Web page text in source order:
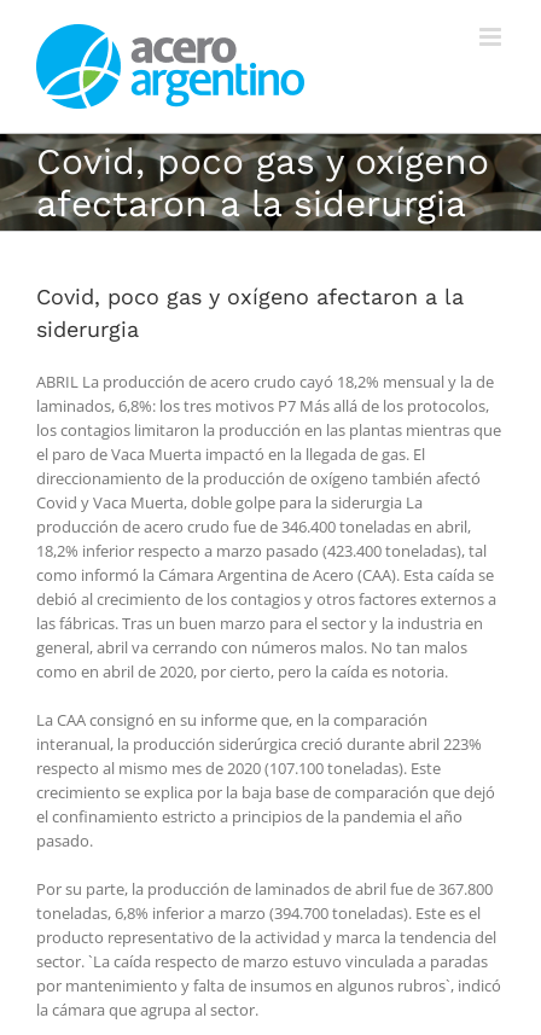
contenido
Covid, poco gas y oxígeno
afectaron a la siderurgia
Covid, poco gas y oxígeno afectaron a la
siderurgia
ABRIL La producción de acero crudo cayó 18,2% mensual y la de
laminados, 6,8%: los tres motivos P7 Más allá de los protocolos,
los contagios limitaron la producción en las plantas mientras que
el paro de Vaca Muerta impactó en la llegada de gas. El
direccionamiento de la producción de oxígeno también afectó
Covid y Vaca Muerta, doble golpe para la siderurgia La
producción de acero crudo fue de 346.400 toneladas en abril,
18,2% inferior respecto a marzo pasado (423.400 toneladas), tal
como informó la Cámara Argentina de Acero (CAA). Esta caída se
debió al crecimiento de los contagios y otros factores externos a
las fábricas. Tras un buen marzo para el sector y la industria en
general, abril va cerrando con números malos. No tan malos
como en abril de 2020, por cierto, pero la caída es notoria.
La CAA consignó en su informe que, en la comparación
interanual, la producción siderúrgica creció durante abril 223%
respecto al mismo mes de 2020 (107.100 toneladas). Este
crecimiento se explica por la baja base de comparación que dejó
el confinamiento estricto a principios de la pandemia el año
pasado.
Por su parte, la producción de laminados de abril fue de 367.800
toneladas, 6,8% inferior a marzo (394.700 toneladas). Este es el
producto representativo de la actividad y marca la tendencia del
sector. `La caída respecto de marzo estuvo vinculada a paradas
por mantenimiento y falta de insumos en algunos rubros`, indicó
la cámara que agrupa al sector.